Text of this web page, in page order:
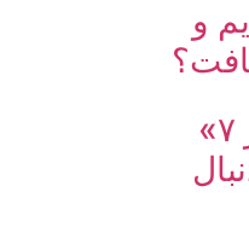
و
عملیات «نصر ۷»